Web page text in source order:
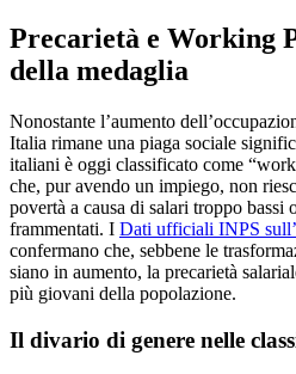
Precarietà e Working
della medaglia
Nonostante l’aumento
Italia rimane una piaga sociale
italiani è oggi classificato come
che, pur avendo un impiego, non
povertà a causa di salari troppo bassi
frammentati. I Dati ufficiali INPS
confermano che, sebbene le
siano in aumento, la precarietà
più giovani della popolazione.
Il divario di genere nelle